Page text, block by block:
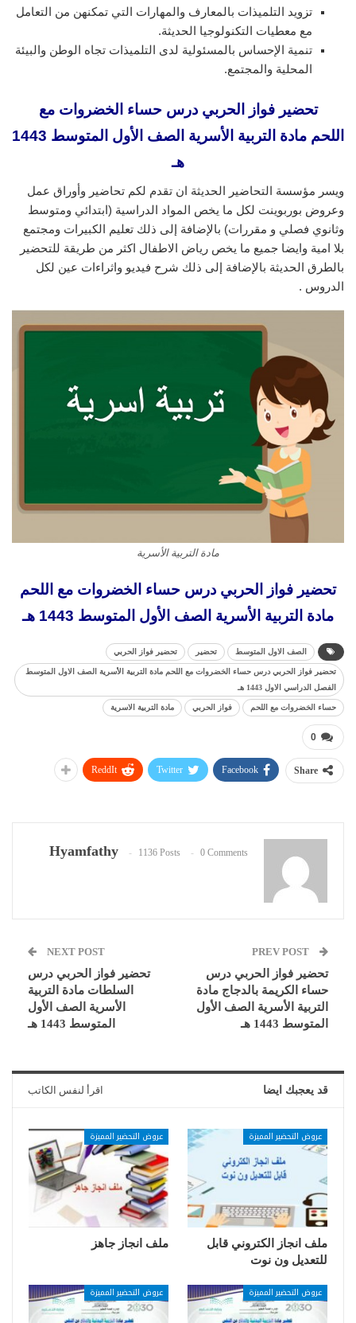
تزويد التلميذات بالمعارف والمهارات التي تمكنهن من التعامل
مع معطيات التكنولوجيا الحديثة.
تنمية الإحساس بالمسئولية لدى التلميذات تجاه الوطن والبيئة
المحلية والمجتمع.
تحضير فواز الحربي درس حساء الخضروات مع
اللحم
مادة التربية الأسرية الصف الأول المتوسط 1443
هـ
ويسر مؤسسة التحاضير الحديثة ان تقدم لكم تحاضير وأوراق عمل
وعروض بوربوينت لكل ما يخص المواد الدراسية (ابتدائي ومتوسط
وثانوي فصلي و مقررات) بالإضافة إلى ذلك تعليم الكبيرات ومجتمع
بلا امية وايضا جميع ما يخص رياض الاطفال اكثر من طريقة للتحضير
بالطرق الحديثة بالإضافة إلى ذلك شرح فيديو واثراءات عين لكل
الدروس .
مادة التربية الأسرية
تحضير فواز الحربي درس حساء الخضروات مع اللحم
مادة التربية الأسرية الصف الأول المتوسط 1443 هـ
الصف الاول المتوسط تحضير تحضير فواز الحربي
تحضير فواز الحربي درس حساء الخضروات مع اللحم مادة التربية الأسرية الصف الاول المتوسط
الفصل الدراسي الاول 1443 هـ
حساء الخضروات مع اللحم فواز الحربي مادة التربية الاسرية
0
Share
Facebook
Twitter
ReddIt
Hyamfathy 1136 Posts 0 Comments
تحضير فواز الحربي درس
حساء الكريمة بالدجاج مادة
التربية الأسرية الصف الأول
المتوسط 1443 هـ
NEXT POST
تحضير فواز الحربي درس
السلطات مادة التربية
الأسرية الصف الأول
المتوسط 1443 هـ
قد يعجبك ايضا اقرأ لنفس الكاتب
عروض التحضير المميزة
ملف انجاز الكتروني قابل
للتعديل ون نوت
عروض التحضير المميزة
ملف انجاز جاهز
عروض التحضير المميزة عروض التحضير المميزة